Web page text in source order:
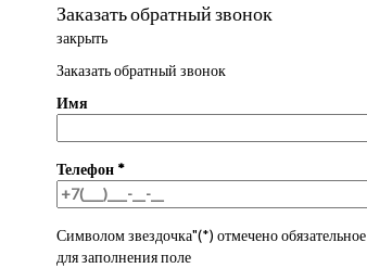
Заказать обратный звонок
закрыть
Заказать обратный звонок
Имя
Телефон *
Символом звездочка"(*) отмечено обязательное
для заполнения поле